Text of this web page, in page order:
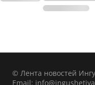
© Лента новостей
Email: